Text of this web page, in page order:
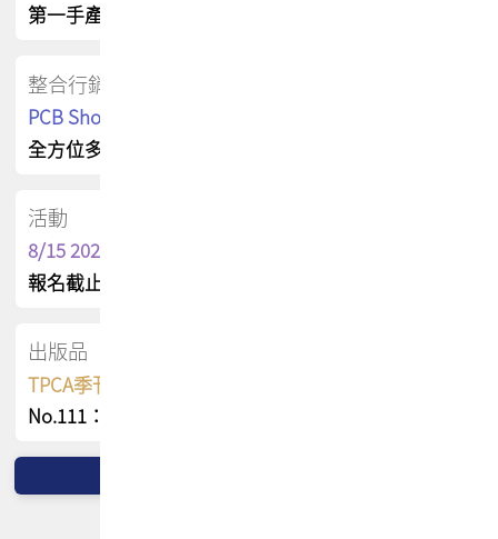
第一手產業資訊
整合行銷
PCB Shop 採購指南
全方位多元曝光方案
活動
8/15 2026 TPCA健康盃保齡球聯誼賽
報名截止日 : 8/3 活動日期 : 8/15
出版品
TPCA季刊 FREE 線上版
No.111：PCB全球風險布局與韌性